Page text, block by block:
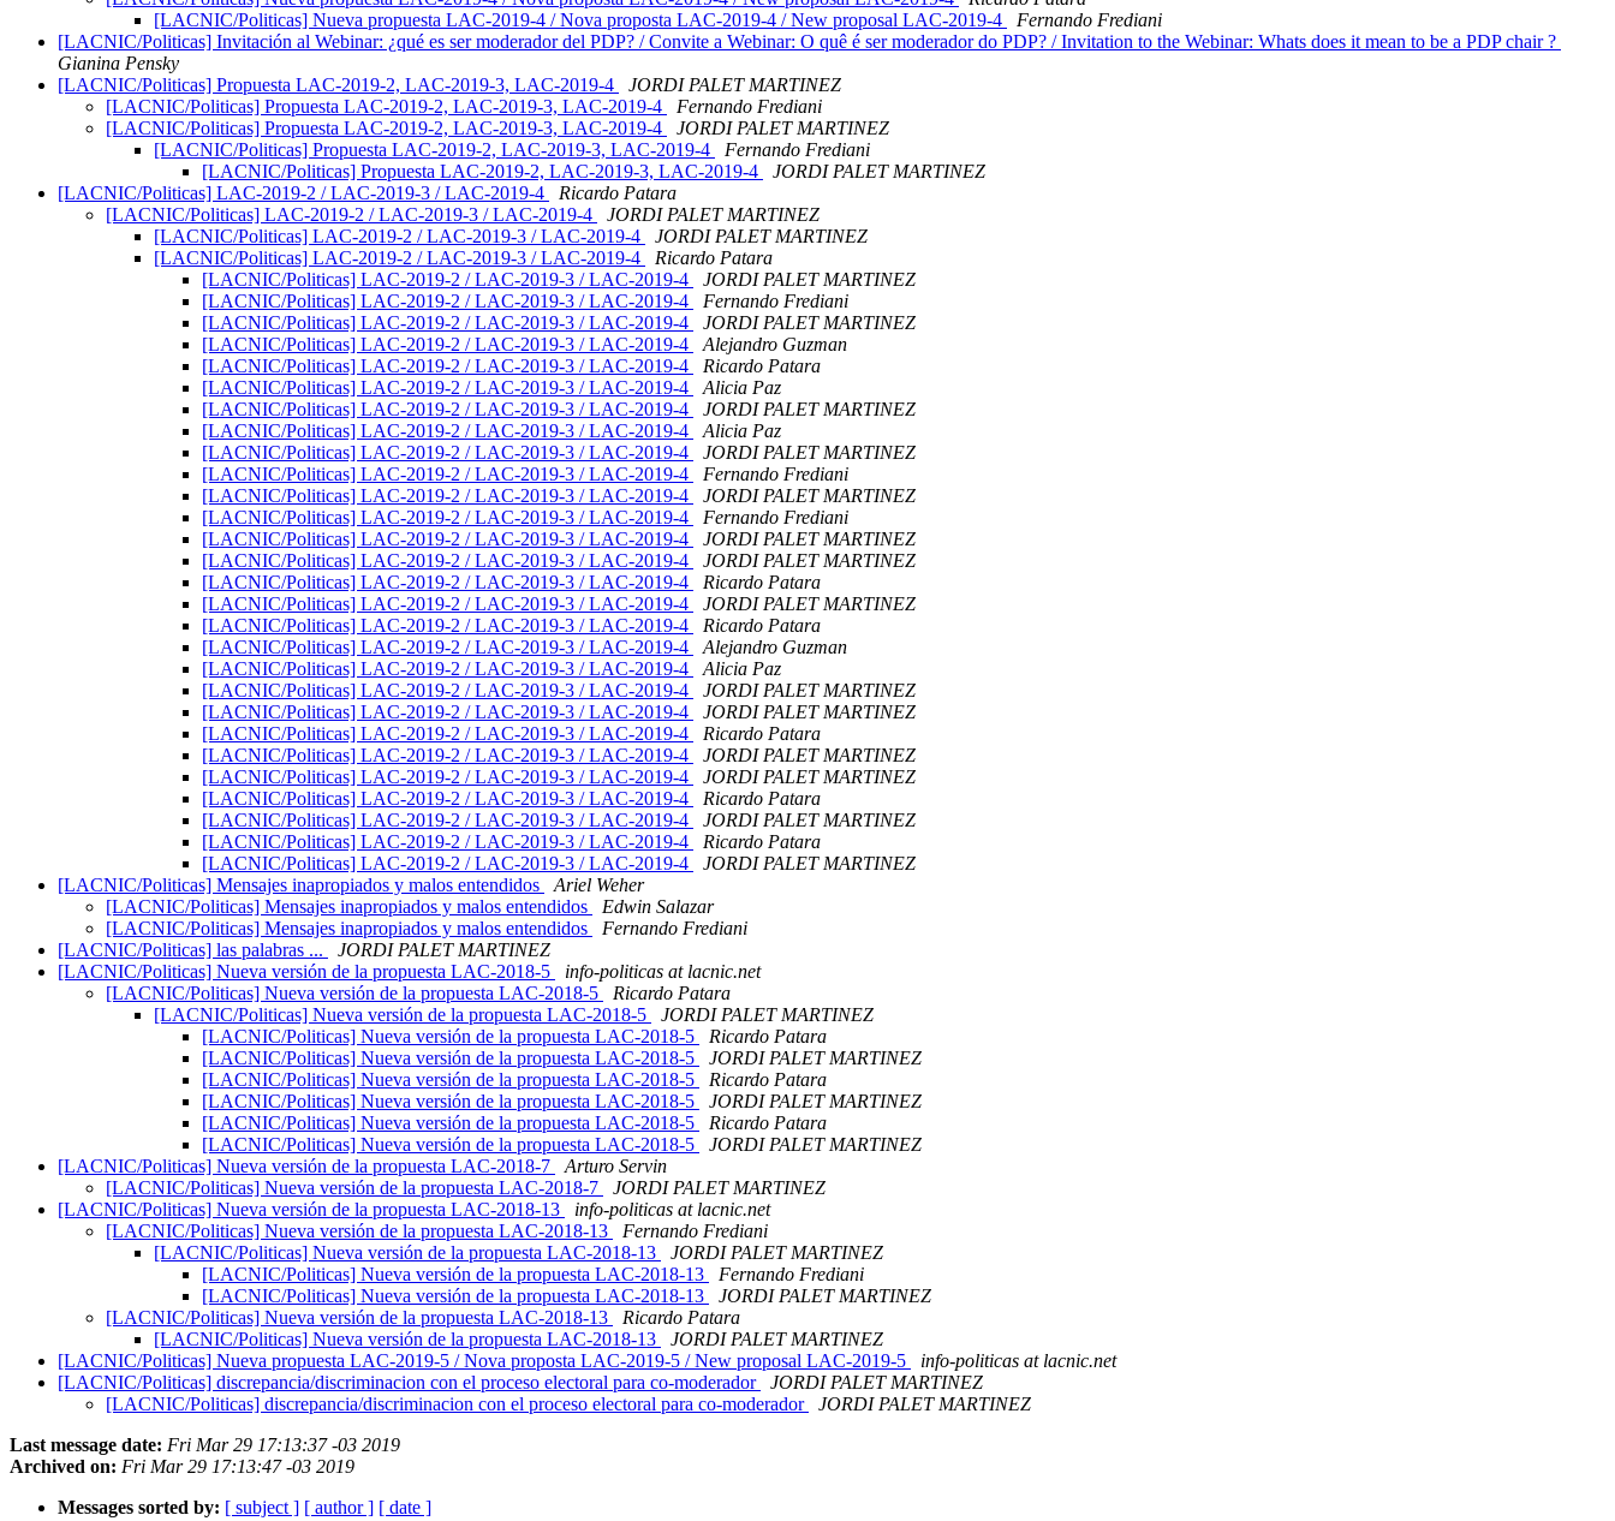
[LACNIC/Politicas] Nueva propuesta LAC-2019-4 / Nova proposta LAC-2019-4 / New proposal LAC-2019-4
Fernando Frediani
[LACNIC/Politicas] Invitación al Webinar: ¿qué es ser moderador del PDP? / Convite a Webinar: O quê é ser moderador do PDP? / Invitation to the Webinar: Whats does it mean to be a PDP chair ?
Gianina Pensky
[LACNIC/Politicas] Propuesta LAC-2019-2, LAC-2019-3, LAC-2019-4
JORDI PALET MARTINEZ
[LACNIC/Politicas] Propuesta LAC-2019-2, LAC-2019-3, LAC-2019-4
Fernando Frediani
[LACNIC/Politicas] Propuesta LAC-2019-2, LAC-2019-3, LAC-2019-4
JORDI PALET MARTINEZ
[LACNIC/Politicas] Propuesta LAC-2019-2, LAC-2019-3, LAC-2019-4
Fernando Frediani
[LACNIC/Politicas] Propuesta LAC-2019-2, LAC-2019-3, LAC-2019-4
JORDI PALET MARTINEZ
[LACNIC/Politicas] LAC-2019-2 / LAC-2019-3 / LAC-2019-4
Ricardo Patara
[LACNIC/Politicas] LAC-2019-2 / LAC-2019-3 / LAC-2019-4
JORDI PALET MARTINEZ
[LACNIC/Politicas] LAC-2019-2 / LAC-2019-3 / LAC-2019-4
JORDI PALET MARTINEZ
[LACNIC/Politicas] LAC-2019-2 / LAC-2019-3 / LAC-2019-4
Ricardo Patara
[LACNIC/Politicas] LAC-2019-2 / LAC-2019-3 / LAC-2019-4
JORDI PALET MARTINEZ
[LACNIC/Politicas] LAC-2019-2 / LAC-2019-3 / LAC-2019-4
Fernando Frediani
[LACNIC/Politicas] LAC-2019-2 / LAC-2019-3 / LAC-2019-4
JORDI PALET MARTINEZ
[LACNIC/Politicas] LAC-2019-2 / LAC-2019-3 / LAC-2019-4
Alejandro Guzman
[LACNIC/Politicas] LAC-2019-2 / LAC-2019-3 / LAC-2019-4
Ricardo Patara
[LACNIC/Politicas] LAC-2019-2 / LAC-2019-3 / LAC-2019-4
Alicia Paz
[LACNIC/Politicas] LAC-2019-2 / LAC-2019-3 / LAC-2019-4
JORDI PALET MARTINEZ
[LACNIC/Politicas] LAC-2019-2 / LAC-2019-3 / LAC-2019-4
Alicia Paz
[LACNIC/Politicas] LAC-2019-2 / LAC-2019-3 / LAC-2019-4
JORDI PALET MARTINEZ
[LACNIC/Politicas] LAC-2019-2 / LAC-2019-3 / LAC-2019-4
Fernando Frediani
[LACNIC/Politicas] LAC-2019-2 / LAC-2019-3 / LAC-2019-4
JORDI PALET MARTINEZ
[LACNIC/Politicas] LAC-2019-2 / LAC-2019-3 / LAC-2019-4
Fernando Frediani
[LACNIC/Politicas] LAC-2019-2 / LAC-2019-3 / LAC-2019-4
JORDI PALET MARTINEZ
[LACNIC/Politicas] LAC-2019-2 / LAC-2019-3 / LAC-2019-4
JORDI PALET MARTINEZ
[LACNIC/Politicas] LAC-2019-2 / LAC-2019-3 / LAC-2019-4
Ricardo Patara
[LACNIC/Politicas] LAC-2019-2 / LAC-2019-3 / LAC-2019-4
JORDI PALET MARTINEZ
[LACNIC/Politicas] LAC-2019-2 / LAC-2019-3 / LAC-2019-4
Ricardo Patara
[LACNIC/Politicas] LAC-2019-2 / LAC-2019-3 / LAC-2019-4
Alejandro Guzman
[LACNIC/Politicas] LAC-2019-2 / LAC-2019-3 / LAC-2019-4
Alicia Paz
[LACNIC/Politicas] LAC-2019-2 / LAC-2019-3 / LAC-2019-4
JORDI PALET MARTINEZ
[LACNIC/Politicas] LAC-2019-2 / LAC-2019-3 / LAC-2019-4
JORDI PALET MARTINEZ
[LACNIC/Politicas] LAC-2019-2 / LAC-2019-3 / LAC-2019-4
Ricardo Patara
[LACNIC/Politicas] LAC-2019-2 / LAC-2019-3 / LAC-2019-4
JORDI PALET MARTINEZ
[LACNIC/Politicas] LAC-2019-2 / LAC-2019-3 / LAC-2019-4
JORDI PALET MARTINEZ
[LACNIC/Politicas] LAC-2019-2 / LAC-2019-3 / LAC-2019-4
Ricardo Patara
[LACNIC/Politicas] LAC-2019-2 / LAC-2019-3 / LAC-2019-4
JORDI PALET MARTINEZ
[LACNIC/Politicas] LAC-2019-2 / LAC-2019-3 / LAC-2019-4
Ricardo Patara
[LACNIC/Politicas] LAC-2019-2 / LAC-2019-3 / LAC-2019-4
JORDI PALET MARTINEZ
[LACNIC/Politicas] Mensajes inapropiados y malos entendidos
Ariel Weher
[LACNIC/Politicas] Mensajes inapropiados y malos entendidos
Edwin Salazar
[LACNIC/Politicas] Mensajes inapropiados y malos entendidos
Fernando Frediani
[LACNIC/Politicas] las palabras ...
JORDI PALET MARTINEZ
[LACNIC/Politicas] Nueva versión de la propuesta LAC-2018-5
info-politicas at lacnic.net
[LACNIC/Politicas] Nueva versión de la propuesta LAC-2018-5
Ricardo Patara
[LACNIC/Politicas] Nueva versión de la propuesta LAC-2018-5
JORDI PALET MARTINEZ
[LACNIC/Politicas] Nueva versión de la propuesta LAC-2018-5
Ricardo Patara
[LACNIC/Politicas] Nueva versión de la propuesta LAC-2018-5
JORDI PALET MARTINEZ
[LACNIC/Politicas] Nueva versión de la propuesta LAC-2018-5
Ricardo Patara
[LACNIC/Politicas] Nueva versión de la propuesta LAC-2018-5
JORDI PALET MARTINEZ
[LACNIC/Politicas] Nueva versión de la propuesta LAC-2018-5
Ricardo Patara
[LACNIC/Politicas] Nueva versión de la propuesta LAC-2018-5
JORDI PALET MARTINEZ
[LACNIC/Politicas] Nueva versión de la propuesta LAC-2018-7
Arturo Servin
[LACNIC/Politicas] Nueva versión de la propuesta LAC-2018-7
JORDI PALET MARTINEZ
[LACNIC/Politicas] Nueva versión de la propuesta LAC-2018-13
info-politicas at lacnic.net
[LACNIC/Politicas] Nueva versión de la propuesta LAC-2018-13
Fernando Frediani
[LACNIC/Politicas] Nueva versión de la propuesta LAC-2018-13
JORDI PALET MARTINEZ
[LACNIC/Politicas] Nueva versión de la propuesta LAC-2018-13
Fernando Frediani
[LACNIC/Politicas] Nueva versión de la propuesta LAC-2018-13
JORDI PALET MARTINEZ
[LACNIC/Politicas] Nueva versión de la propuesta LAC-2018-13
Ricardo Patara
[LACNIC/Politicas] Nueva versión de la propuesta LAC-2018-13
JORDI PALET MARTINEZ
[LACNIC/Politicas] Nueva propuesta LAC-2019-5 / Nova proposta LAC-2019-5 / New proposal LAC-2019-5
info-politicas at lacnic.net
[LACNIC/Politicas] discrepancia/discriminacion con el proceso electoral para co-moderador
JORDI PALET MARTINEZ
[LACNIC/Politicas] discrepancia/discriminacion con el proceso electoral para co-moderador
JORDI PALET MARTINEZ
Last message date: Fri Mar 29 17:13:37 -03 2019
Archived on: Fri Mar 29 17:13:47 -03 2019
Messages sorted by: [ subject ] [ author ] [ date ]